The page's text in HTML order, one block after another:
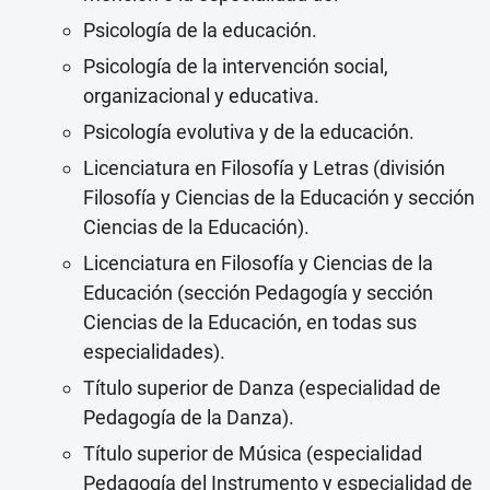
Psicología de la educación.
Psicología de la intervención social,
organizacional y educativa.
Psicología evolutiva y de la educación.
Licenciatura en Filosofía y Letras (división
Filosofía y Ciencias de la Educación y sección
Ciencias de la Educación).
Licenciatura en Filosofía y Ciencias de la
Educación (sección Pedagogía y sección
Ciencias de la Educación, en todas sus
especialidades).
Título superior de Danza (especialidad de
Pedagogía de la Danza).
Título superior de Música (especialidad
Pedagogía del Instrumento y especialidad de